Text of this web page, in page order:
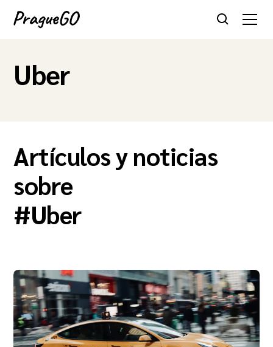
Uber
Artículos y noticias
sobre
#Uber